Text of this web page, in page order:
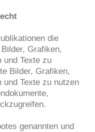
die
Grafiken,
und Texte zu
Bilder, Grafiken,
und Texte zu nutzen
genannten und